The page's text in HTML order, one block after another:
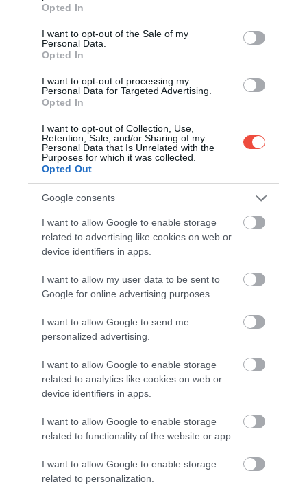
use your data for below specified purposes in below Google
consent section.
Opted In
I want to opt-out of the Sale of my
Personal Data.
Opted In
I want to opt-out of processing my
Personal Data for Targeted Advertising.
Opted In
I want to opt-out of Collection, Use,
Retention, Sale, and/or Sharing of my
Personal Data that Is Unrelated with the
Purposes for which it was collected.
Opted Out
Google consents
I want to allow Google to enable storage
related to advertising like cookies on web or
device identifiers in apps.
I want to allow my user data to be sent to
Google for online advertising purposes.
I want to allow Google to send me
personalized advertising.
I want to allow Google to enable storage
related to analytics like cookies on web or
device identifiers in apps.
I want to allow Google to enable storage
related to functionality of the website or app.
I want to allow Google to enable storage
related to personalization.
6 fotó
ezúttal az orientális részlegbe. Aki szereti a
budapesti törökfürdők hangulatát, annak a
Hochschober hamamja igazi különlegesség lesz,
hiszen az 1998-ban, keleti szakértők bevonásával
fürdőháza . Belépve egy másik világba
csöppentünk: a megszokott fehér törülköző helyett
színes vászonlepedő várja a gőzölni vágyókat. Ha
eleinte nem is értjük pontosan, mit és hogyan
kellene használnunk, a
hamammester
készségesen
ki tudunk élvezni.